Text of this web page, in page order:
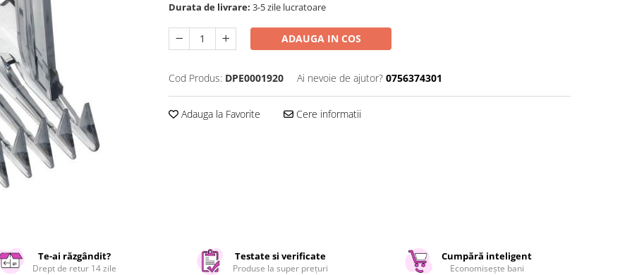
Durata de livrare: 3-5 zile lucratoare
ADAUGA IN COS
Cod Produs: DPE0001920 Ai nevoie de ajutor? 0756374301
Adauga la Favorite Cere informatii
Te-ai răzgândit?
Drept de retur 14 zile
Testate si verificate
Produse la super prețuri
Cumpără inteligent
Economisește bani